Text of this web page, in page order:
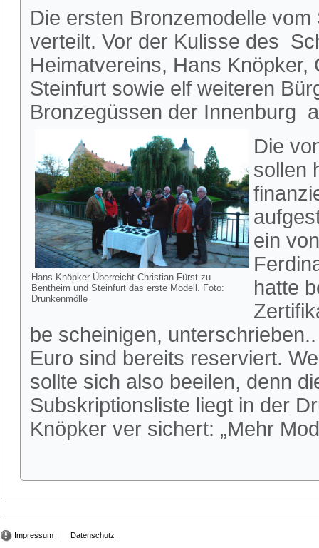
Die ersten Bronzemodelle
verteilt. Vor der Kulisse des
Heimatvereins, Hans
Steinfurt sowie elf weiteren
Bronzegüssen der Innenburg
Hans Knöpker Überreicht Christian Fürst zu
Bentheim und Steinfurt das erste Modell. Foto:
Drunkenmölle
Die
sollen
ein
hatte
be scheinigen,
Euro sind bereits reserviert.
sollte sich also beeilen, denn
Subskriptionsliste liegt in der
Knöpker ver sichert: „Mehr
Impressum Datenschutz